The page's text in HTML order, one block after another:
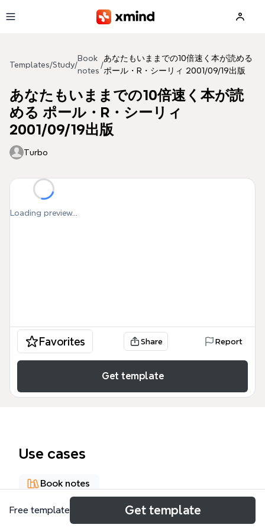
Templates/Study/
Book
notes
/
あなたもいままでの10倍速く本が読める
ポール・R・シーリィ 2001/09/19出版
あなたもいままでの10倍速く本が読
める ポール・R・シーリィ
2001/09/19出版
Turbo
Loading preview...
Favorites Share Report
Get template
Use cases
Book notes
Free template Get template